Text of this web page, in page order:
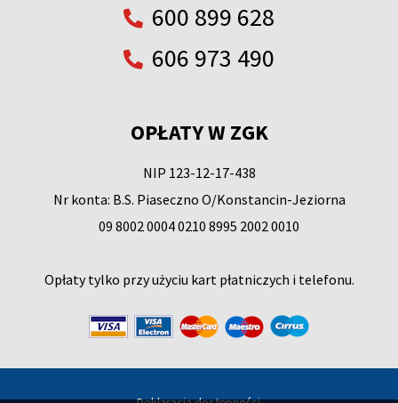
600 899 628
606 973 490
OPŁATY W ZGK
NIP 123-12-17-438
Nr konta: B.S. Piaseczno O/Konstancin-Jeziorna
09 8002 0004 0210 8995 2002 0010
Opłaty tylko przy użyciu kart płatniczych i telefonu.